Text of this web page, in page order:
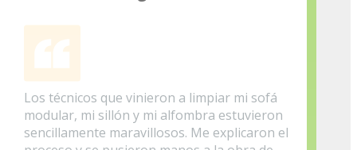
Los técnicos que vinieron a limpiar mi sofá
modular, mi sillón y mi alfombra estuvieron
sencillamente maravillosos. Me explicaron el